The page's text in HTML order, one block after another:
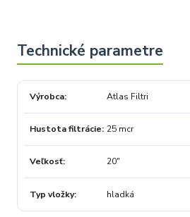
Výrobca Atlas Filtri
Hustota filtrácie 25 mcr
Veľkosť 20"
Typ vložky hladká